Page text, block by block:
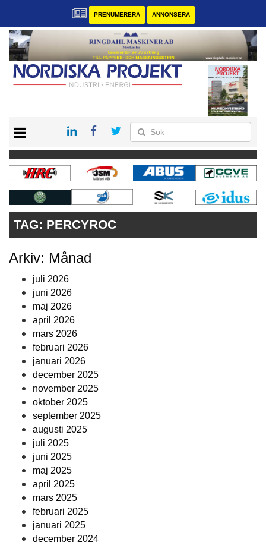
PRENUMERERA ANNONSERA
KONTAKT
VÅRA ANDRA MAGASIN
PRENUMERERA
ANNONSERA
TAG: PERCYROC
Arkiv: Månad
juli 2026
juni 2026
maj 2026
april 2026
mars 2026
februari 2026
januari 2026
december 2025
november 2025
oktober 2025
september 2025
augusti 2025
juli 2025
juni 2025
maj 2025
april 2025
mars 2025
februari 2025
januari 2025
december 2024